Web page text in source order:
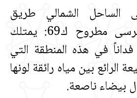
الساحل الشمالي طريق
الإسكندرية – مرسى مطروح ك69‏:‏ يمتلك
الدير حوالي 30 فداناً في هذه المنطقة التي
الرائع بين مياه رائقة لونها
بيضاء ناصعة‏.‏